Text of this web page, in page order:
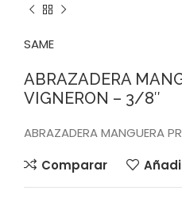
SAME
ABRAZADERA
VIGNERON – 3/8″
ABRAZADERA MANGUERA
Comparar